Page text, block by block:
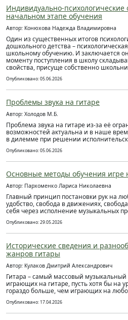
Индивидуально-психологические
начальном этапе обучения
Автор: Конюхова Надежда Владимировна
Один из существенных итогов
дошкольного детства –
школьному обучению. И заключается
моменту поступления в школу
свойства, присуще собственно
Опубликовано: 05.06.2026
Проблемы звука на гитаре
Автор: Холодов М.Б.
Проблема звука на гитаре из-за её
возможностей актуальна и в наше
в дилемме при решении
Опубликовано: 05.06.2026
Основные методы обучения игре
Автор: Пархоменко Лариса Николаевна
Главный принцип постановки рук на
удобство, свобода в движениях,
себя через исполнение музыкальных
Опубликовано: 29.05.2026
Исторические сведения и
жанров гитары
Автор: Кулаков Дмитрий Александрович
Гитара – самый массовый
играющих на гитаре, пусть хотя бы на
гораздо больше, чем играющих на
Опубликовано: 17.04.2026